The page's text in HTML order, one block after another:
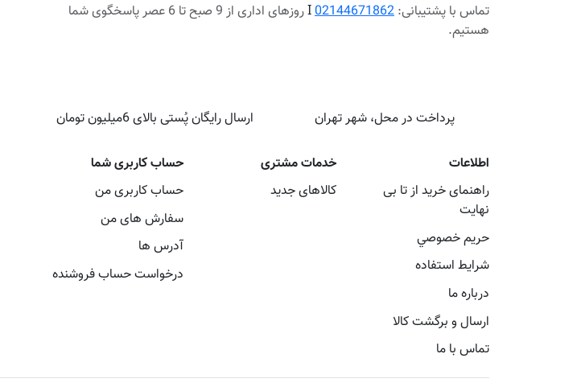
تماس با پشتیبانی: 02144671862
روزهای اداری از 9 صبح تا 6 عصر پاسخگوی شما
هستیم.
پرداخت در محل، شهر تهران ارسال رایگان پُستی بالای 6میلیون تومان
اطلاعات
راهنمای خرید از تا بی
نهایت
حريم خصوصي
شرايط استفاده
درباره ما
ارسال و برگشت کالا
تماس با ما
خدمات مشتری
کالاهای جدید
حساب کاربری شما
حساب کاربری من
سفارش های من‌
آدرس ها
درخواست حساب فروشنده